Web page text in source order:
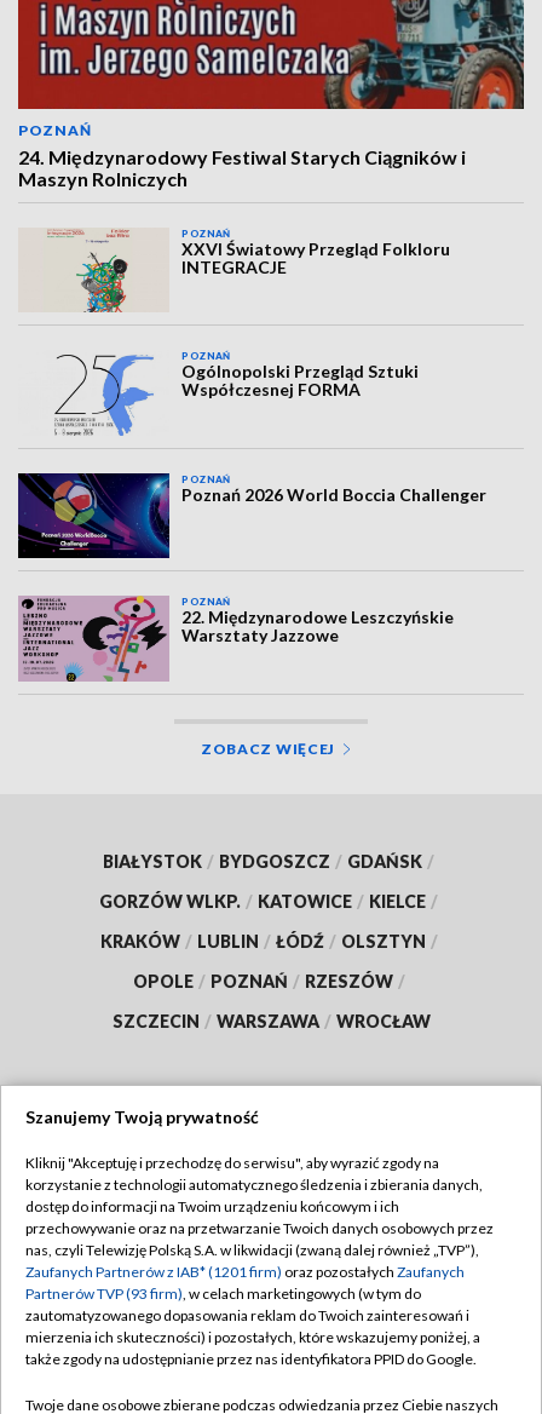
POZNAŃ
24. Międzynarodowy Festiwal Starych Ciągników i
Maszyn Rolniczych
POZNAŃ
XXVI Światowy Przegląd Folkloru
INTEGRACJE
POZNAŃ
Ogólnopolski Przegląd Sztuki
Współczesnej FORMA
POZNAŃ
Poznań 2026 World Boccia Challenger
POZNAŃ
22. Międzynarodowe Leszczyńskie
Warsztaty Jazzowe
ZOBACZ WIĘCEJ
BIAŁYSTOK / BYDGOSZCZ / GDAŃSK /
GORZÓW WLKP. / KATOWICE / KIELCE /
KRAKÓW / LUBLIN / ŁÓDŹ / OLSZTYN /
OPOLE / POZNAŃ / RZESZÓW /
SZCZECIN / WARSZAWA / WROCŁAW
TVP
Abonament TVP
Emisja w TVP
Centrum informacji TVP
Naziemna Telewizja Cyfrowa
Regulamin TVP
Polityka prywatności
Moje zgody
Pomoc
Szanujemy Twoją prywatność
Kliknij "Akceptuję i przechodzę do serwisu", aby wyrazić zgody na
korzystanie z technologii automatycznego śledzenia i zbierania danych,
dostęp do informacji na Twoim urządzeniu końcowym i ich
przechowywanie oraz na przetwarzanie Twoich danych osobowych przez
nas, czyli Telewizję Polską S.A. w likwidacji (zwaną dalej również „TVP”),
Zaufanych Partnerów z IAB* (1201 firm) oraz pozostałych Zaufanych
Partnerów TVP (93 firm), w celach marketingowych (w tym do
zautomatyzowanego dopasowania reklam do Twoich zainteresowań i
mierzenia ich skuteczności) i pozostałych, które wskazujemy poniżej, a
także zgody na udostępnianie przez nas identyfikatora PPID do Google.
Twoje dane osobowe zbierane podczas odwiedzania przez Ciebie naszych